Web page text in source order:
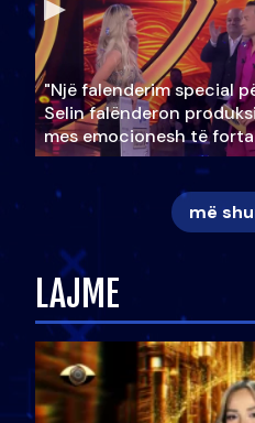
"Një falenderim special
Selin falënderon
mes emocionesh të forta
më
LAJME